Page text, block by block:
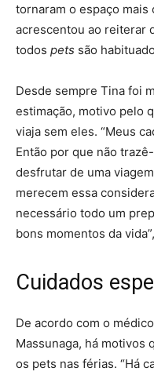
tornaram o espaço mais
acrescentou ao reiterar
todos pets são
Desde sempre Tina foi
estimação, motivo pelo
viaja sem eles. “Meus
Então por que não
desfrutar de uma
merecem essa
necessário todo um
bons momentos da
Cuidados
De acordo com o
Massunaga, há motivos
os pets nas férias. “Há